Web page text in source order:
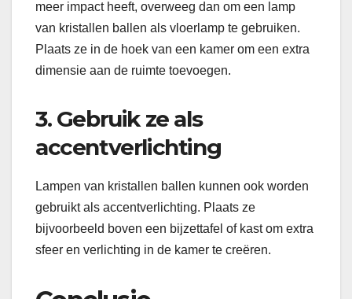
meer impact heeft, overweeg dan om een lamp
van kristallen ballen als vloerlamp te gebruiken.
Plaats ze in de hoek van een kamer om een ​​extra
dimensie aan de ruimte toevoegen.
3. Gebruik ze als
accentverlichting
Lampen van kristallen ballen kunnen ook worden
gebruikt als accentverlichting. Plaats ze
bijvoorbeeld boven een bijzettafel of kast om extra
sfeer en verlichting in de kamer te creëren.